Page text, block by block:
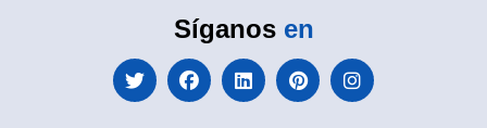
Síganos en